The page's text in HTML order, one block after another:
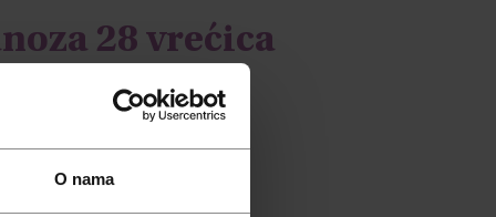
O nama
28 vrećica